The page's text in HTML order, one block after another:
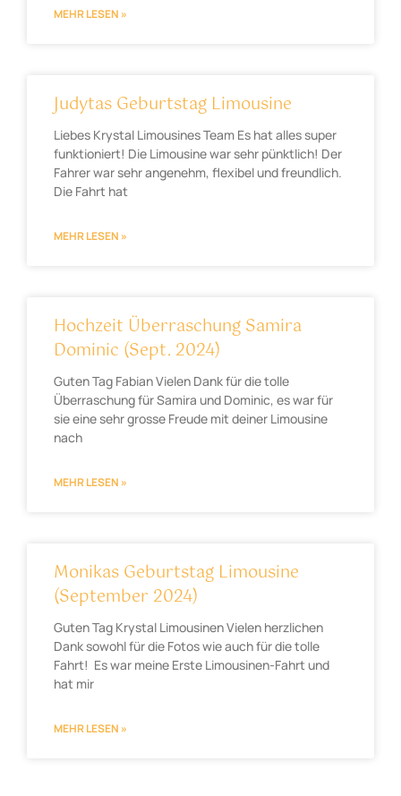
MEHR LESEN »
Judytas Geburtstag Limousine
Liebes Krystal Limousines Team Es hat alles super
funktioniert! Die Limousine war sehr pünktlich! Der
Fahrer war sehr angenehm, flexibel und freundlich.
Die Fahrt hat
MEHR LESEN »
Hochzeit Überraschung Samira
Dominic (Sept. 2024)
Guten Tag Fabian Vielen Dank für die tolle
Überraschung für Samira und Dominic, es war für
sie eine sehr grosse Freude mit deiner Limousine
nach
MEHR LESEN »
Monikas Geburtstag Limousine
(September 2024)
Guten Tag Krystal Limousinen Vielen herzlichen
Dank sowohl für die Fotos wie auch für die tolle
Fahrt! Es war meine Erste Limousinen-Fahrt und
hat mir
MEHR LESEN »